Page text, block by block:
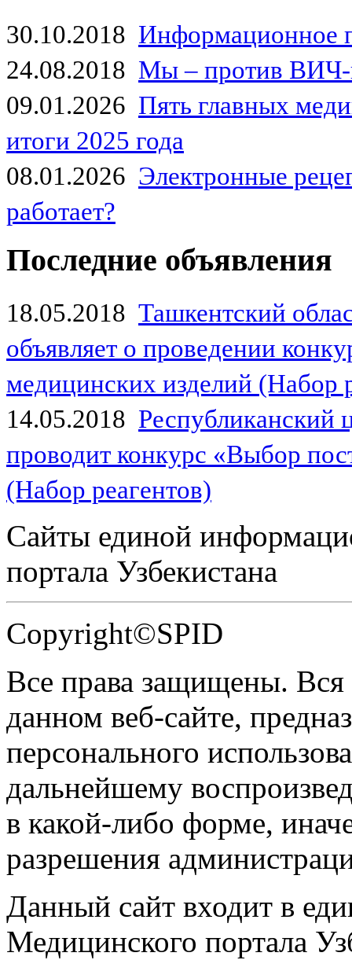
30.10.2018 Информационное
24.08.2018 Мы – против
09.01.2026 Пять главных
итоги 2025 года
08.01.2026 Электронные
работает?
Последние объявления
18.05.2018 Ташкентский
объявляет о проведении
медицинских изделий (Набор
14.05.2018
проводит конкурс «Выбор
(Набор реагентов)
Сайты единой
портала Узбекистана
Copyright©SPID
Все права защищены.
данном веб-сайте,
персонального
дальнейшему
в какой-либо форме,
разрешения
Данный сайт входит в
Медицинского портала